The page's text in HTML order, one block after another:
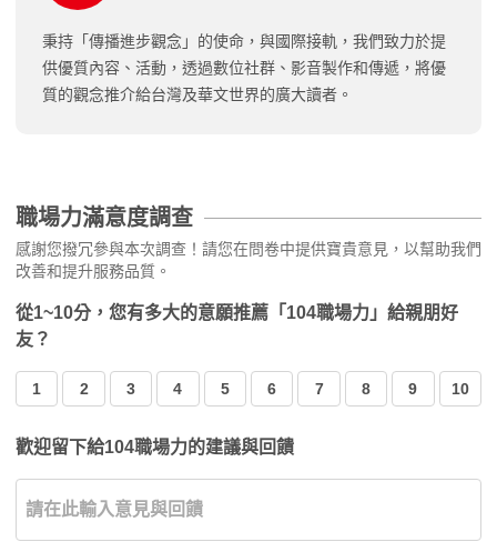
秉持「傳播進步觀念」的使命，與國際接軌，我們致力於提
供優質內容、活動，透過數位社群、影音製作和傳遞，將優
質的觀念推介給台灣及華文世界的廣大讀者。
職場力滿意度調查
感謝您撥冗參與本次調查！請您在問卷中提供寶貴意見，以幫助我們
改善和提升服務品質。
從1~10分，您有多大的意願推薦「104職場力」給親朋好
友？
1 2 3 4 5 6 7 8 9 10
歡迎留下給104職場力的建議與回饋